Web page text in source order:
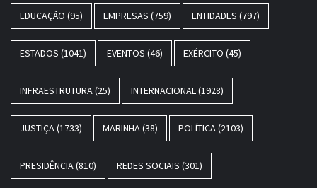
EDUCAÇÃO (95) EMPRESAS (759) ENTIDADES (797)
ESTADOS (1041) EVENTOS (46) EXÉRCITO (45)
INFRAESTRUTURA(25) INTERNACIONAL(1928)
JUSTIÇA(1733) MARINHA(38) POLÍTICA(2103)
PRESIDÊNCIA(810) REDES SOCIAIS (301)